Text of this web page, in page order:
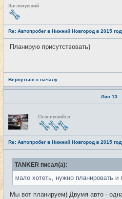
Н
е
в
т
и
Заглянувший
Re: Автопробег в Нижний Новгород в 2015
Планирую присутствовать)
Вернуться к началу
Лис 13
Н
е
в
с
е
т
и
Освоившийся
Re: Автопробег в Нижний Новгород в 2015
TANKER писал(а):
мало хотеть, нужно планировать и
Мы вот планируем) Двумя авто -